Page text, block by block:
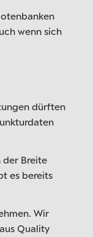
wenn sich
dürften
der Breite
es bereits
Wir
Quality